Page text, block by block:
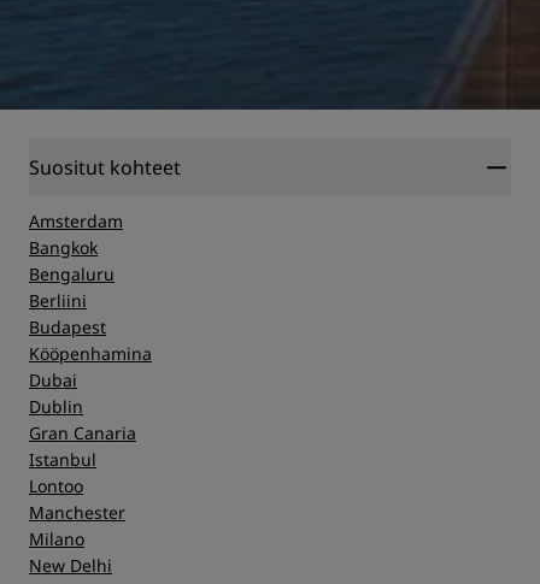
Suositut kohteet
Amsterdam
Bangkok
Bengaluru
Berliini
Budapest
Kööpenhamina
Dubai
Dublin
Gran Canaria
Istanbul
Lontoo
Manchester
Milano
New Delhi